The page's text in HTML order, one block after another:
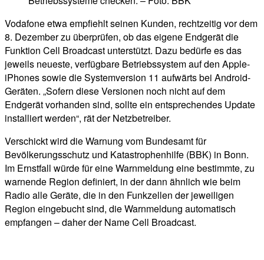
Vodafone etwa empfiehlt seinen Kunden, rechtzeitig vor dem
8. Dezember zu überprüfen, ob das eigene Endgerät die
Funktion Cell Broadcast unterstützt. Dazu bedürfe es das
jeweils neueste, verfügbare Betriebssystem auf den Apple-
iPhones sowie die Systemversion 11 aufwärts bei Android-
Geräten. „Sofern diese Versionen noch nicht auf dem
Endgerät vorhanden sind, sollte ein entsprechendes Update
installiert werden“, rät der Netzbetreiber.
Verschickt wird die Warnung vom Bundesamt für
Bevölkerungsschutz und Katastrophenhilfe (BBK) in Bonn.
Im Ernstfall würde für eine Warnmeldung eine bestimmte, zu
warnende Region definiert, in der dann ähnlich wie beim
Radio alle Geräte, die in den Funkzellen der jeweiligen
Region eingebucht sind, die Warnmeldung automatisch
empfangen – daher der Name Cell Broadcast.